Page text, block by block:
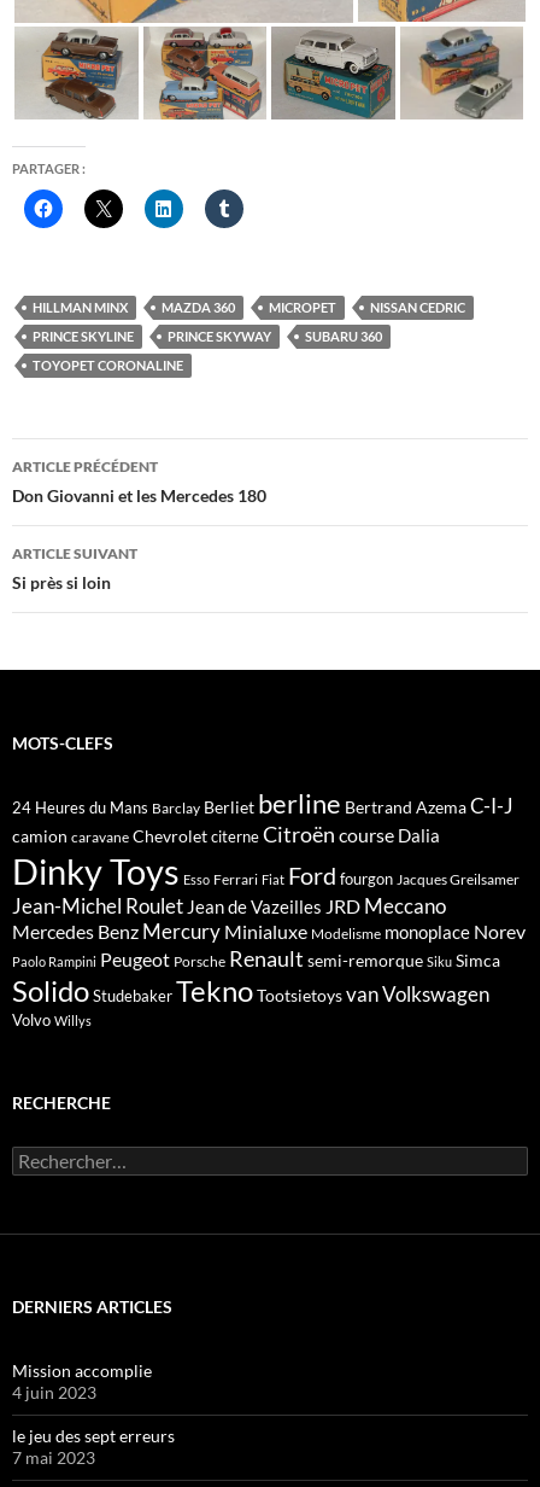
PARTAGER :
HILLMAN MINX MAZDA 360 MICROPET
NISSAN CEDRIC
PRINCE SKYLINE
PRINCE SKYWAY
SUBARU 360
TOYOPET CORONALINE
Navigation
des
articles
ARTICLE PRÉCÉDENT
Don Giovanni et les Mercedes 180
ARTICLE SUIVANT
Si près si loin
MOTS-CLEFS
24 Heures du Mans Barclay Berliet berline Bertrand AzemaC-I-J
camion caravane ChevroletciterneCitroën course Dalia
Dinky Toys Esso Ferrari Fiat Ford fourgon Jacques Greilsamer
Jean-Michel Roulet Jean de Vazeilles JRD Meccano
Mercedes Benz Mercury Minialuxe Modelisme monoplace Norev
Paolo Rampini Peugeot Porsche Renault semi-remorque Siku Simca
SolidoStudebakerTeknoTootsietoysvanVolkswagen
Volvo Willys
RECHERCHE
Rechercher :
DERNIERS ARTICLES
Mission accomplie
4 juin 2023
le jeu des sept erreurs
7 mai 2023